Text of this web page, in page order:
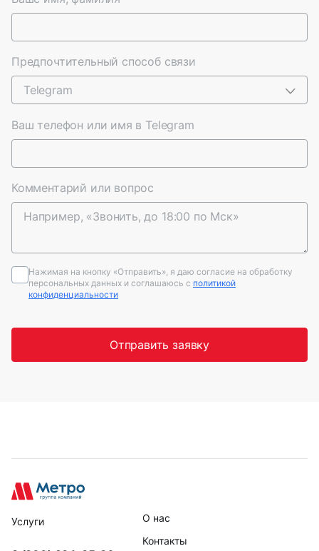
Telegram
Предпочтительный способ связи
Ваш телефон или имя в Telegram
Комментарий или вопрос
Нажимая на кнопку «Отправить», я даю согласие на обработку
персональных данных и соглашаюсь c политикой
конфиденциальности
Отправить заявку
Услуги
О нас
Контакты